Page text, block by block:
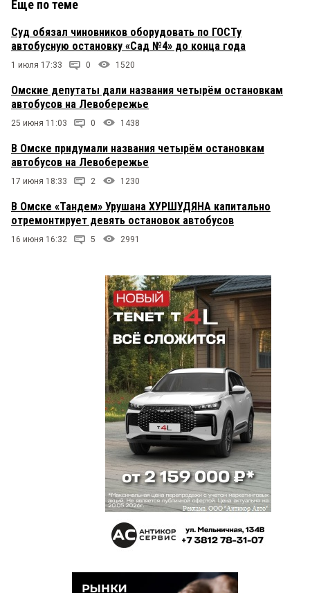
Еще по теме
Суд обязал чиновников оборудовать по ГОСТу
автобусную остановку «Сад №4» до конца года
1 июля 17:33 0 1520
Омские депутаты дали названия четырём остановкам
автобусов на Левобережье
25 июня 11:03 0 1438
В Омске придумали названия четырём остановкам
автобусов на Левобережье
17 июня 18:33 2 1230
В Омске «Тандем» Урушана ХУРШУДЯНА капитально
отремонтирует девять остановок автобусов
16 июня 16:32 5 2991